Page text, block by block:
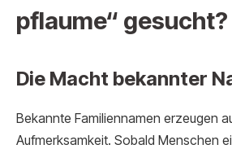
pflaume“ gesucht?
Die Macht bekannter
Bekannte Familiennamen erzeugen
Aufmerksamkeit. Sobald Menschen